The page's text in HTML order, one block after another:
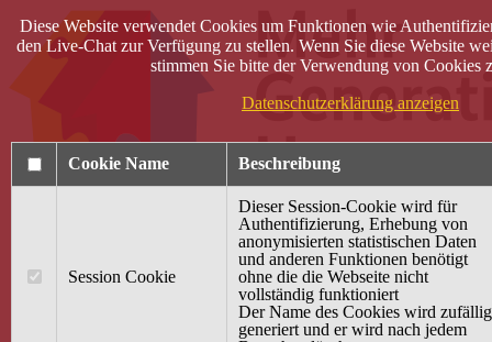
Diese Website verwendet Cookies um Funktionen wie
den Live-Chat zur Verfügung zu stellen. Wenn Sie diese Website
stimmen Sie bitte der Verwendung von Cookies
Datenschutzerklärung anzeigen
Cookie Name Beschreibung
Session Cookie
Dieser Session-Cookie wird für
Authentifizierung, Erhebung von
anonymisierten statistischen Daten
und anderen Funktionen benötigt
ohne die die Webseite nicht
vollständig funktioniert
Der Name des Cookies wird zufällig
generiert und er wird nach jedem